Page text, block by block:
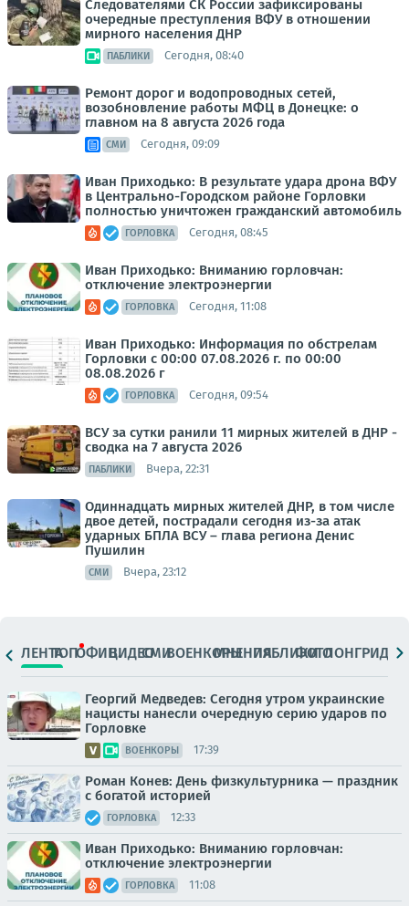
Следователями СК России зафиксированы
очередные преступления ВФУ в отношении
мирного населения ДНР
ПАБЛИКИ Сегодня, 08:40
Ремонт дорог и водопроводных сетей,
возобновление работы МФЦ в Донецке: о
главном на 8 августа 2026 года
СМИ Сегодня, 09:09
Иван Приходько: В результате удара дрона ВФУ
в Центрально-Городском районе Горловки
полностью уничтожен гражданский автомобиль
ГОРЛОВКА Сегодня, 08:45
Иван Приходько: Вниманию горловчан:
отключение электроэнергии
ГОРЛОВКА Сегодня, 11:08
Иван Приходько: Информация по обстрелам
Горловки с 00:00 07.08.2026 г. по 00:00
08.08.2026 г
ГОРЛОВКА Сегодня, 09:54
ВСУ за сутки ранили 11 мирных жителей в ДНР -
сводка на 7 августа 2026
ПАБЛИКИ Вчера, 22:31
Одиннадцать мирных жителей ДНР, в том числе
двое детей, пострадали сегодня из-за атак
ударных БПЛА ВСУ – глава региона Денис
Пушилин
СМИ Вчера, 23:12
ЛЕНТАТОПОФИЦ.ВИДЕОСМИВОЕНКОРЫМНЕНИЯПАБЛИКИ
ФОТОЛОНГРИДЫ
Георгий Медведев: Сегодня утром украинские
нацисты нанесли очередную серию ударов по
Горловке
ВОЕНКОРЫ 17:39
Роман Конев: День физкультурника — праздник
с богатой историей
ГОРЛОВКА 12:33
Иван Приходько: Вниманию горловчан:
отключение электроэнергии
ГОРЛОВКА 11:08